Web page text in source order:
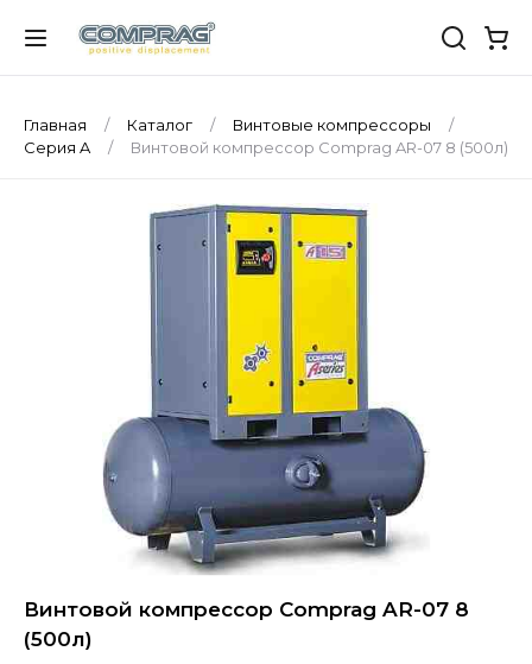
Главная Каталог
Винтовые компрессоры
Серия A
Винтовой компрессор Comprag AR-07 8 (500л)
Винтовой компрессор Comprag AR-07 8
(500л)